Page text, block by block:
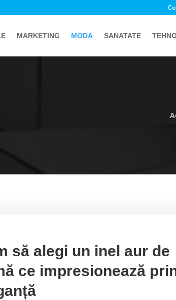
MARKETING MODA SANATATE
să alegi un inel aur de
ce impresionează